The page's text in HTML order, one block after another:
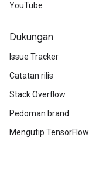
YouTube
Dukungan
Issue Tracker
Catatan rilis
Stack Overflow
Pedoman brand
Mengutip TensorFlow